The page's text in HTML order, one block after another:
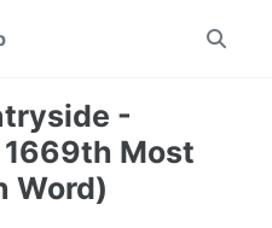
Toggle
-
Most
Word)